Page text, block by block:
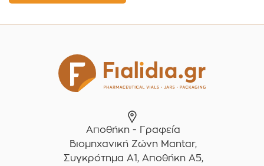
Αποθήκη - Γραφεία
Βιομηχανική Ζώνη Mantar,
Συγκρότημα A1, Αποθήκη Α5,